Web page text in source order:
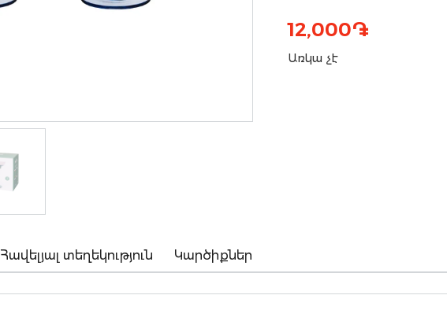
12,000֏
Առկա չէ
Հավելյալ տեղեկություն Կարծիքներ